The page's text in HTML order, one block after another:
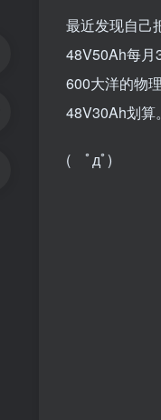
最近发现自己
48V50Ah每月
600大洋的物
48V30Ah划算。
( ﾟдﾟ)